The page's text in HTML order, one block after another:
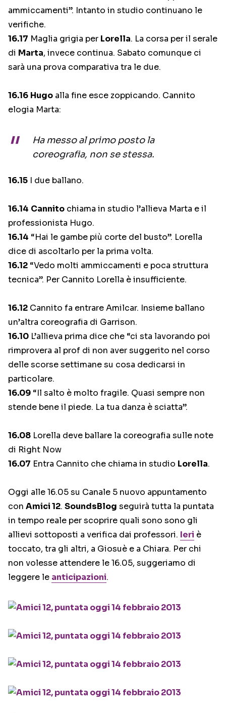
ammiccamenti”. Intanto in studio continuano le
verifiche.
16.17 Maglia grigia per Lorella. La corsa per il serale
di Marta, invece continua. Sabato comunque ci
sarà una prova comparativa tra le due.
16.16 Hugo alla fine esce zoppicando. Cannito
elogia Marta:
Ha messo al primo posto la
coreografia, non se stessa.
16.15 I due ballano.
16.14 Cannito chiama in studio l’allieva Marta e il
professionista Hugo.
16.14 “Hai le gambe più corte del busto”. Lorella
dice di ascoltarlo per la prima volta.
16.12 “Vedo molti ammiccamenti e poca struttura
tecnica”. Per Cannito Lorella è insufficiente.
16.12 Cannito fa entrare Amilcar. Insieme ballano
un’altra coreografia di Garrison.
16.10 L’allieva prima dice che “ci sta lavorando poi
rimprovera al prof di non aver suggerito nel corso
delle scorse settimane su cosa dedicarsi in
particolare.
16.09 “Il salto è molto fragile. Quasi sempre non
stende bene il piede. La tua danza è sciatta”.
16.08 Lorella deve ballare la coreografia sulle note
di Right Now
16.07 Entra Cannito che chiama in studio Lorella.
Oggi alle 16.05 su Canale 5 nuovo appuntamento
con Amici 12. SoundsBlog seguirà tutta la puntata
in tempo reale per scoprire quali sono sono gli
allievi sottoposti a verifica dai professori. Ieri è
toccato, tra gli altri, a Giosuè e a Chiara. Per chi
non volesse attendere le 16.05, suggeriamo di
leggere le anticipazioni.